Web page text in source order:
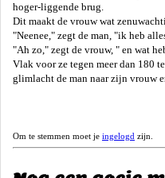
hoger-liggende brug.
Dit maakt de vrouw wat
"Neenee," zegt de man, "ik heb
"Ah zo," zegt de vrouw, " en wat
Vlak voor ze tegen meer dan 180
glimlacht de man naar zijn vrouw
Om te stemmen moet je ingelogd zijn.